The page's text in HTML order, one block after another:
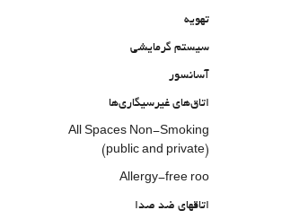
تهویه
سیستم گرمایشی
آسانسور
اتاق‌های غیرسیگاری‌ها
All Spaces Non-Smoking
(public and private)
Allergy-free roo
اتاقهای ضد صدا